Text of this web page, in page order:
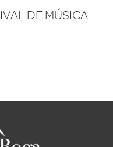
DE MÚSICA